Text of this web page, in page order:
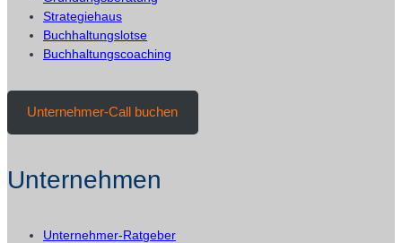
Strategiehaus
Buchhaltungslotse
Buchhaltungscoaching
Unternehmer-Call buchen
Unternehmen
Unternehmer-Ratgeber